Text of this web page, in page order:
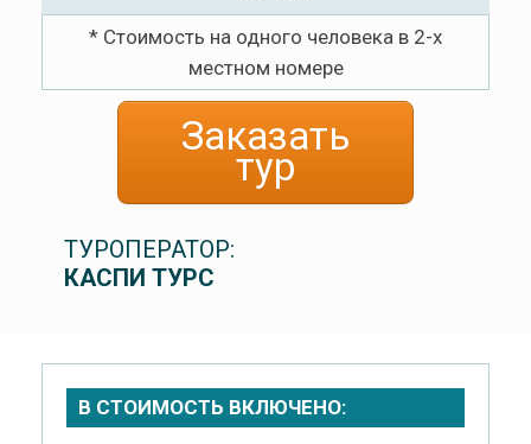
* Стоимость на одного человека в 2-х
местном номере
Заказать
тур
ТУРОПЕРАТОР:
КАСПИ ТУРС
В СТОИМОСТЬ ВКЛЮЧЕНО: